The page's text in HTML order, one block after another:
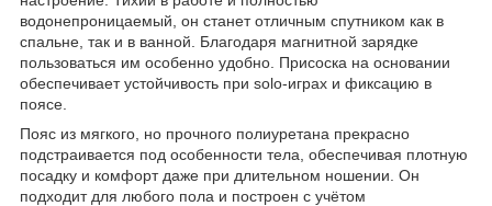
водонепроницаемый, он станет отличным спутником как в
спальне, так и в ванной. Благодаря магнитной зарядке
пользоваться им особенно удобно. Присоска на основании
обеспечивает устойчивость при solo-играх и фиксацию в
поясе.
Пояс из мягкого, но прочного полиуретана прекрасно
подстраивается под особенности тела, обеспечивая плотную
посадку и комфорт даже при длительном ношении. Он
подходит для любого пола и построен с учётом